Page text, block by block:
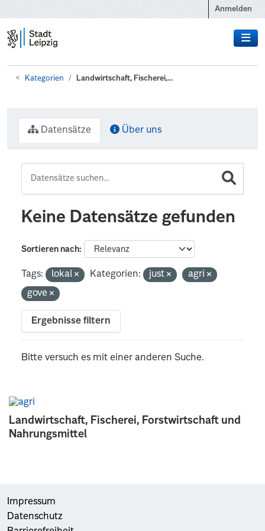
Anmelden
Kategorien Landwirtschaft, Fischerei,...
Landwirtschaft, Fischerei, Forstwirtschaft und
Nahrungsmittel
Datensätze Über uns
Keine Datensätze gefunden
Sortieren nach
Tags: lokal Kategorien: just
agri
gove
Ergebnisse filtern
Bitte versuch es mit einer anderen Suche.
Impressum
Datenschutz